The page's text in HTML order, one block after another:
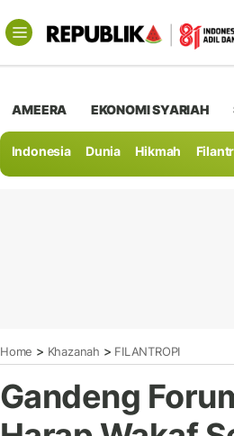
AMEERA EKONOMI SYARIAH
Indonesia Dunia Hikmah
Home > Khazanah > FILANTROPI
Gandeng